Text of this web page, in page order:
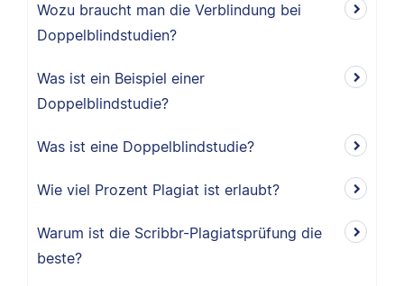
Wozu braucht man die Verblindung bei
Doppelblindstudien?
Was ist ein Beispiel einer
Doppelblindstudie?
Was ist eine Doppelblindstudie?
Wie viel Prozent Plagiat ist erlaubt?
Warum ist die Scribbr-Plagiatsprüfung die
beste?